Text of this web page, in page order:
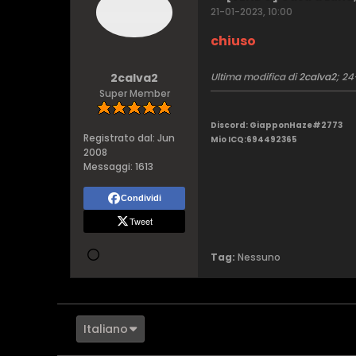
2calva2
Super Member
Registrato dal: Jun
2008
Messaggi: 1613
Condividi
Tweet
21-01-2023, 10:00
chiuso
Ultima modifica di2calva2;
Discord: GiapponHaze#2773
Mio ICQ:694492365
Tag: Nessuno
Italiano